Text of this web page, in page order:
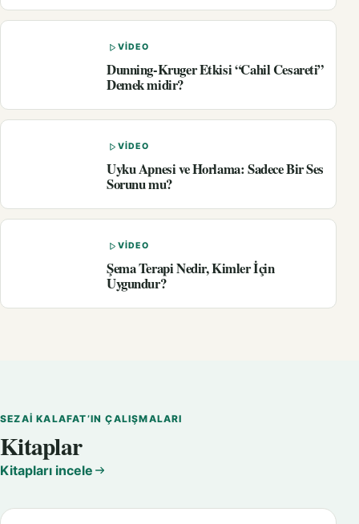
VIDEO
Dunning-Kruger Etkisi “Cahil Cesareti”
Demek midir?
VIDEO
Uyku Apnesi ve Horlama: Sadece Bir Ses
Sorunu mu?
VIDEO
Şema Terapi Nedir, Kimler İçin
Uygundur?
SEZAI KALAFAT’IN ÇALIŞMALARI
Kitaplar
Kitapları incele